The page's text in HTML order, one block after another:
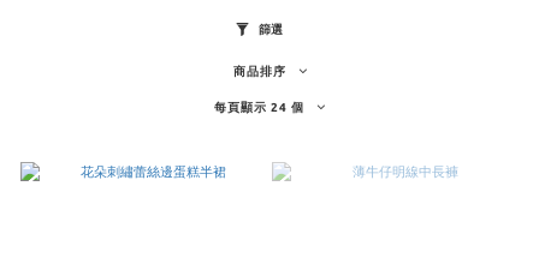
篩選
商品排序
每頁顯示 24 個